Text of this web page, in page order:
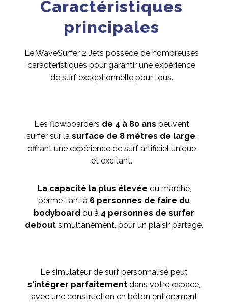
Caractéristiques
principales
Le WaveSurfer 2 Jets possède de nombreuses
caractéristiques pour garantir une expérience
de surf exceptionnelle pour tous.
Les flowboarders de 4 à 80 ans peuvent
surfer sur la surface de 8 mètres de large,
offrant une expérience de surf artificiel unique
et excitant.
La capacité la plus élevée du marché,
permettant à 6 personnes de faire du
bodyboard ou à 4 personnes de surfer
debout simultanément, pour un plaisir partagé.
Le simulateur de surf personnalisé peut
s'intégrer parfaitement dans votre espace,
avec une construction en béton entièrement